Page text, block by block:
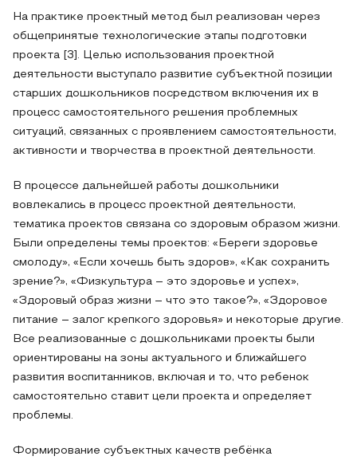
На практике проектный метод был реализован через
общепринятые технологические этапы подготовки
проекта [3]. Целью использования проектной
деятельности выступало развитие субъектной позиции
старших дошкольников посредством включения их в
процесс самостоятельного решения проблемных
ситуаций, связанных с проявлением самостоятельности,
активности и творчества в проектной деятельности.
В процессе дальнейшей работы дошкольники
вовлекались в процесс проектной деятельности,
тематика проектов связана со здоровым образом жизни.
Были определены темы проектов: «Береги здоровье
смолоду», «Если хочешь быть здоров», «Как сохранить
зрение?», «Физкультура – это здоровье и успех»,
«Здоровый образ жизни – что это такое?», «Здоровое
питание – залог крепкого здоровья» и некоторые другие.
Все реализованные с дошкольниками проекты были
ориентированы на зоны актуального и ближайшего
развития воспитанников, включая и то, что ребенок
самостоятельно ставит цели проекта и определяет
проблемы.
Формирование субъектных качеств ребёнка